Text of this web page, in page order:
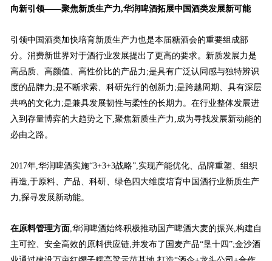
向新引领——聚焦新质生产力,华润啤酒拓展中国酒类发展新可能
引领中国酒类加快培育新质生产力也是本届糖酒会的重要组成部
分。消费新世界对于酒行业发展提出了更高的要求。新质发展力是
高品质、高颜值、高性价比的产品力;是具有广泛认同感与独特辨识
度的品牌力;是不断求索、科研先行的创新力;是跨越周期、具有深层
共鸣的文化力;是兼具发展韧性与柔性的长期力。在行业整体发展进
入到存量博弈的大趋势之下,聚焦新质生产力,成为寻找发展新动能的
必由之路。
2017年,华润啤酒实施“3+3+3战略”,实现产能优化、品牌重塑、组织
再造,于原料、产品、科研、绿色四大维度培育中国酒行业新质生产
力,探寻发展新动能。
在原料管理方面,华润啤酒始终积极推动国产啤酒大麦的振兴,构建自
主可控、安全高效的原料供应链,并发布了国麦产品“垦十四”;金沙酒